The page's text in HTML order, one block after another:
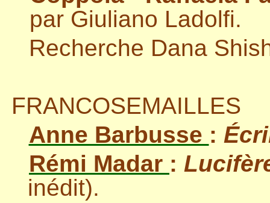
par Giuliano Ladolfi.
Recherche Dana
FRANCOSEMAILLES
Anne Barbusse :
Rémi Madar :
inédit).